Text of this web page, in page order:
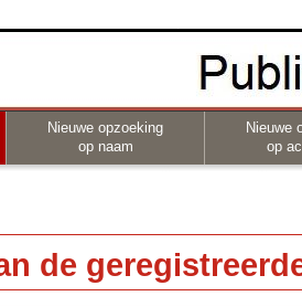
Nieuwe opzoeking
op naam
Nieuwe
op
de